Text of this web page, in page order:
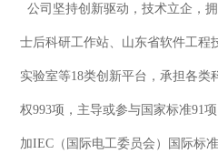
公司坚持创新驱动，技术立企，
士后科研工作站、山东省软件工程
实验室等18类创新平台，承担各类
权993项，主导或参与国家标准91
加IEC（国际电工委员会）国际标